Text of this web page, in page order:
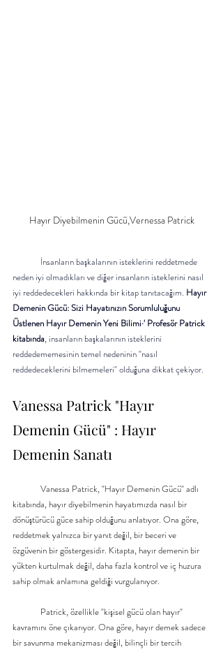
Hayır Diyebilmenin Gücü,Vernessa Patrick
neden iyi olmadıkları ve diğer insanların isteklerini nasıl
iyi reddedecekleri hakkında bir kitap tanıtacağım. Hayır
Demenin Gücü: Sizi Hayatınızın Sorumluluğunu
Üstlenen Hayır Demenin Yeni Bilimi·' Profesör Patrick
kitabında, insanların başkalarının isteklerini
reddedememesinin temel nedeninin "nasıl
reddedeceklerini bilmemeleri" olduğuna dikkat çekiyor.
Vanessa Patrick "Hayır
Demenin Gücü" : Hayır
Demenin Sanatı
kitabında, hayır diyebilmenin hayatımızda nasıl bir
dönüştürücü güce sahip olduğunu anlatıyor. Ona göre,
reddetmek yalnızca bir yanıt değil, bir beceri ve
özgüvenin bir göstergesidir. Kitapta, hayır demenin bir
yükten kurtulmak değil, daha fazla kontrol ve iç huzura
sahip olmak anlamına geldiği vurgulanıyor.
kavramını öne çıkarıyor. Ona göre, hayır demek sadece
bir savunma mekanizması değil, bilinçli bir tercih